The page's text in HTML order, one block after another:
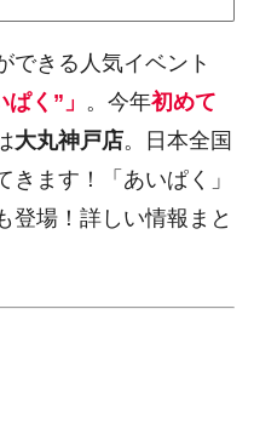
できる人気イベント
く”」 。今年初めて
大丸神戸店。日本全国
ます！「あいぱく」
登場！詳しい情報まと